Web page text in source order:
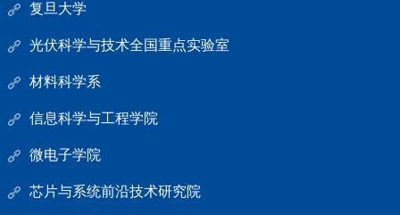
复旦大学
光伏科学与技术全国重点实验室
材料科学系
信息科学与工程学院
微电子学院
芯片与系统前沿技术研究院